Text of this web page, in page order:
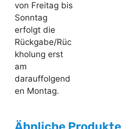
von Freitag bis
Sonntag
erfolgt die
Rückgabe/Rüc
kholung erst
am
darauffolgend
en Montag.